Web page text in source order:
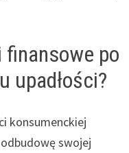
po
upadłości?
konsumenckiej
swojej